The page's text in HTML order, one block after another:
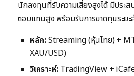
นักลงทุนที่รับความเสี่ยงสูงได้ มีประ
ตอบแทนสูง พร้อมรับการขาดทุนระยะ
หลัก:Streaming (หุ้นไทย) +
XAU/USD)
วิเคราะห์: TradingView +